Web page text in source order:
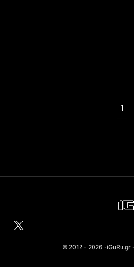
1
© 2012 - 2026 · iGuRu.gr ·